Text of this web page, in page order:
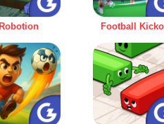
Robotion Football